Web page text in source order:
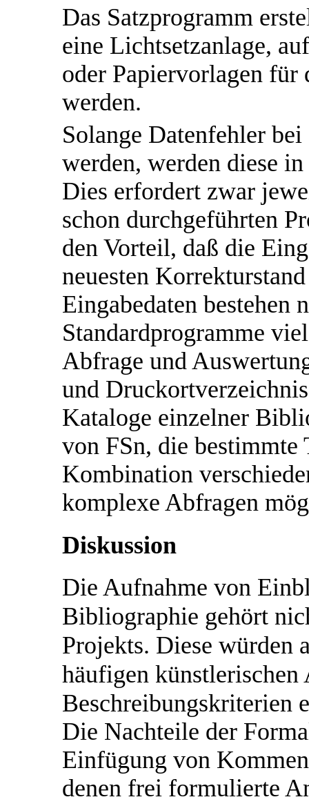
Das Satzprogramm
eine Lichtsetzanlage,
oder Papiervorlagen für
werden.
Solange Datenfehler
werden, werden diese
Dies erfordert zwar
schon durchgeführten
den Vorteil, daß die
neuesten
Eingabedaten
Standardprogramme
Abfrage und
und
Kataloge einzelner
von FSn, die bestimmte
Kombination
komplexe Abfragen
Diskussion
Die Aufnahme von
Bibliographie gehört
Projekts. Diese würden
häufigen künstlerischen
Beschreibungskriterien
Die Nachteile der
Einfügung von
denen frei formulierte